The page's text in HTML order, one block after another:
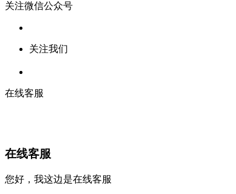
关注微信公众号
关注我们
在线客服
在线客服
您好，我这边是在线客服